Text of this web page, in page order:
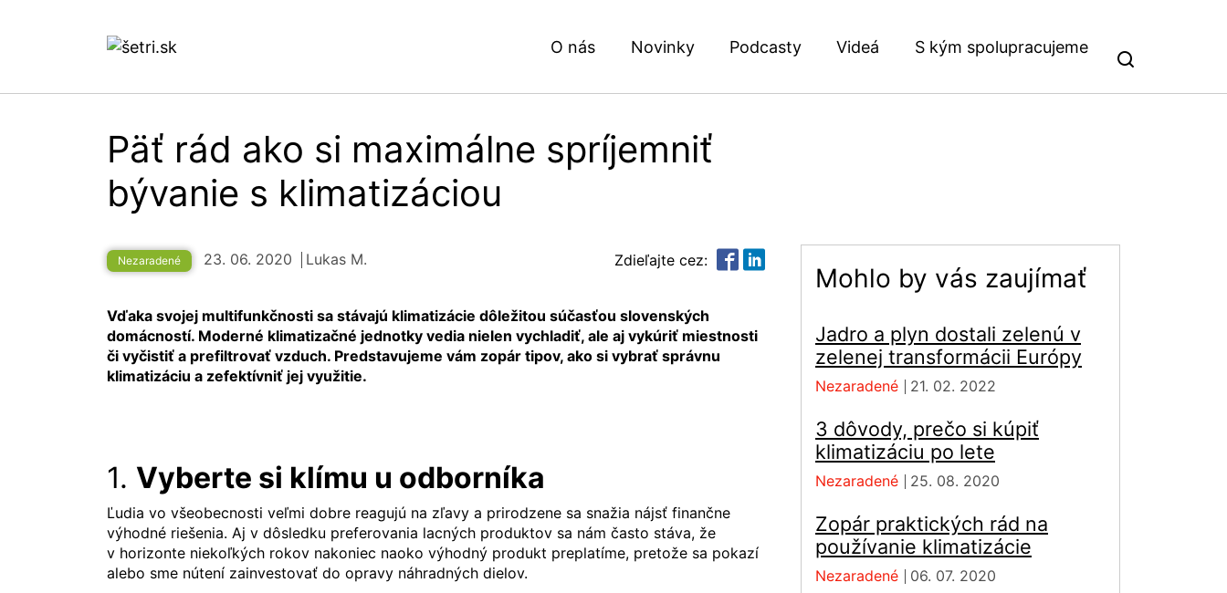
O nás Novinky Podcasty Videá S kým spolupracujeme
Päť rád ako si maximálne spríjemniť
bývanie s klimatizáciou
Nezaradené 23. 06. 2020 Lukas M. Zdieľajte cez:
Vďaka svojej multifunkčnosti sa stávajú klimatizácie dôležitou súčasťou slovenských
domácností. Moderné klimatizačné jednotky vedia nielen vychladiť, ale aj vykúriť miestnosti
či vyčistiť a prefiltrovať vzduch. Predstavujeme vám zopár tipov, ako si vybrať správnu
klimatizáciu a zefektívniť jej využitie.
1. Vyberte si klímu u odborníka
Ľudia vo všeobecnosti veľmi dobre reagujú na zľavy a prirodzene sa snažia nájsť finančne
výhodné riešenia. Aj v dôsledku preferovania lacných produktov sa nám často stáva, že
v horizonte niekoľkých rokov nakoniec naoko výhodný produkt preplatíme, pretože sa pokazí
alebo sme nútení zainvestovať do opravy náhradných dielov.
Mohlo by vás zaujímať
Jadro a plyn dostali zelenú v
zelenej transformácii Európy
Nezaradené 21. 02. 2022
3 dôvody, prečo si kúpiť
klimatizáciu po lete
Nezaradené 25. 08. 2020
Zopár praktických rád na
používanie klimatizácie
Nezaradené 06. 07. 2020